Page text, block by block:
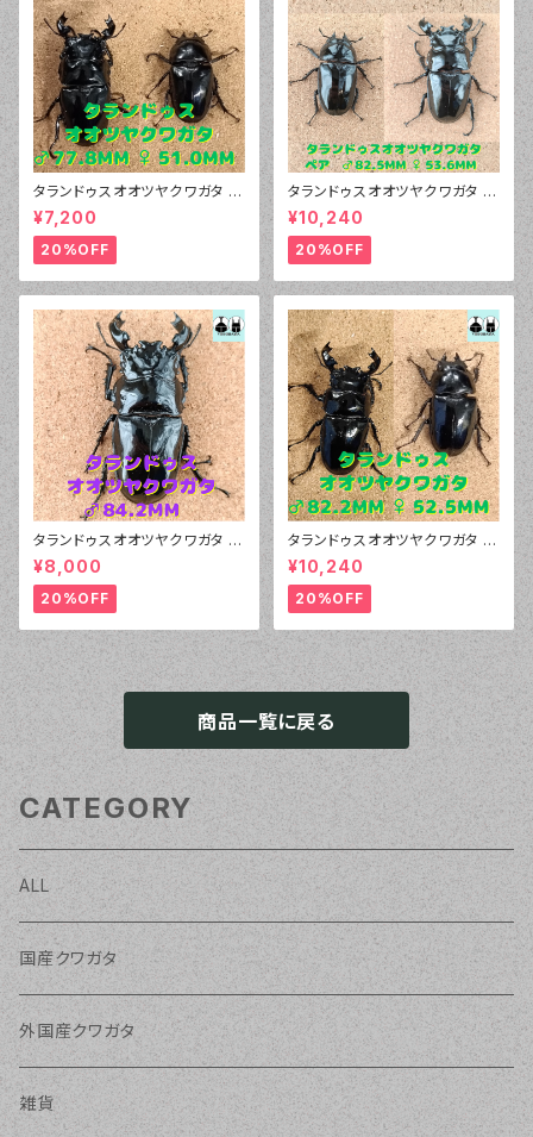
タランドゥスオオツヤクワガタ ♂
77.8mm、♀51.0mm ペア
¥7,200
20%OFF
タランドゥスオオツヤクワガタ ♂
82.5mm、♀53.6mm
¥10,240
20%OFF
タランドゥスオオツヤクワガタ ♂
84.2mm、♀54.0mm
¥8,000
20%OFF
タランドゥスオオツヤクワガタ ♂
82.2mm、♀52.5mm ペア
¥10,240
20%OFF
商品一覧に戻る
CATEGORY
ALL
国産クワガタ
外国産クワガタ
雑貨